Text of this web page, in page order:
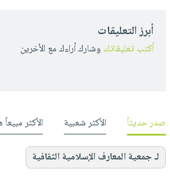
أبرز التعليقات
أكتب تعليقاتك وشارك أراءك مع الأخرين
صدر حديثاً الأكثر شعبية الأكثر
لـ جمعية المعارف الإسلامية الثقافية